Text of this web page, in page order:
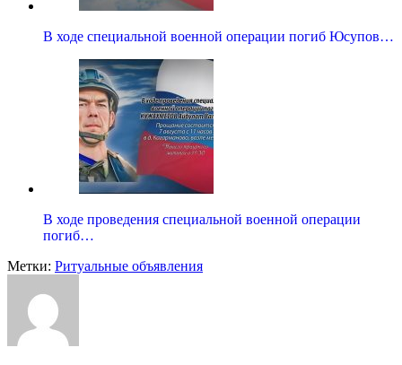
В ходе специальной военной операции погиб Юсупов…
В ходе проведения специальной военной операции
погиб…
Метки: Ритуальные объявления